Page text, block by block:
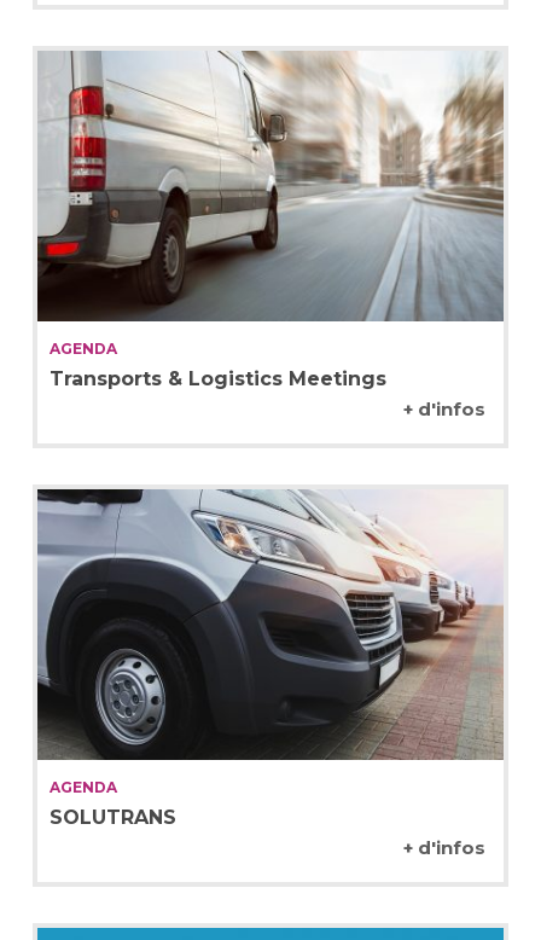
AGENDA
Transports & Logistics Meetings
+ d'infos
AGENDA
SOLUTRANS
+ d'infos